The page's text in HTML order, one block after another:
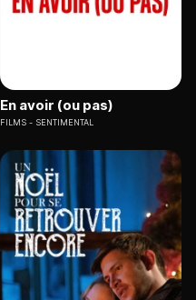
En avoir (ou pas)
FILMS SENTIMENTAL